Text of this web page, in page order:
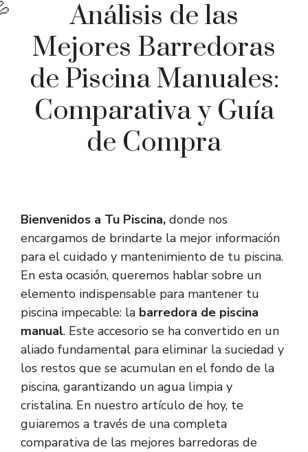
Análisis de las
Mejores Barredoras
de Piscina Manuales:
Comparativa y Guía
de Compra
Bienvenidos a Tu Piscina, donde nos
encargamos de brindarte la mejor información
para el cuidado y mantenimiento de tu piscina.
En esta ocasión, queremos hablar sobre un
elemento indispensable para mantener tu
piscina impecable: la barredora de piscina
manual. Este accesorio se ha convertido en un
aliado fundamental para eliminar la suciedad y
los restos que se acumulan en el fondo de la
piscina, garantizando un agua limpia y
cristalina. En nuestro artículo de hoy, te
guiaremos a través de una completa
comparativa de las mejores barredoras de